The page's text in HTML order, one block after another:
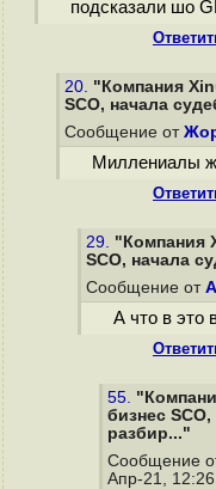
подсказали шо
20. "Компания
SCO, начала
Сообщение от
Миллениалы
29. "Компания
SCO, начала
Сообщение от
А что в это
55.
бизнес
разбир..."
Сообщение
Апр-21, 12:26